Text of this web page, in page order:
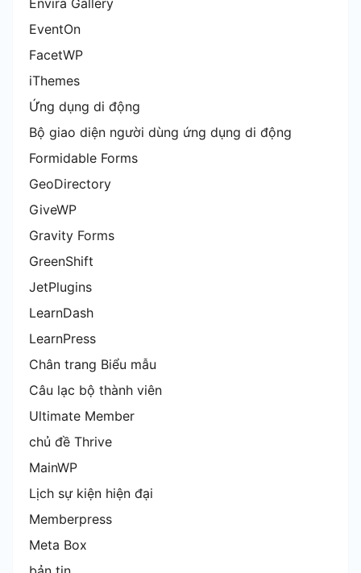
EventOn
FacetWP
iThemes
Ứng dụng di động
Bộ giao diện người dùng ứng dụng di động
Formidable Forms
GeoDirectory
GiveWP
Gravity Forms
GreenShift
JetPlugins
LearnDash
LearnPress
Chân trang Biểu mẫu
Câu lạc bộ thành viên
Ultimate Member
chủ đề Thrive
MainWP
Lịch sự kiện hiện đại
Memberpress
Meta Box